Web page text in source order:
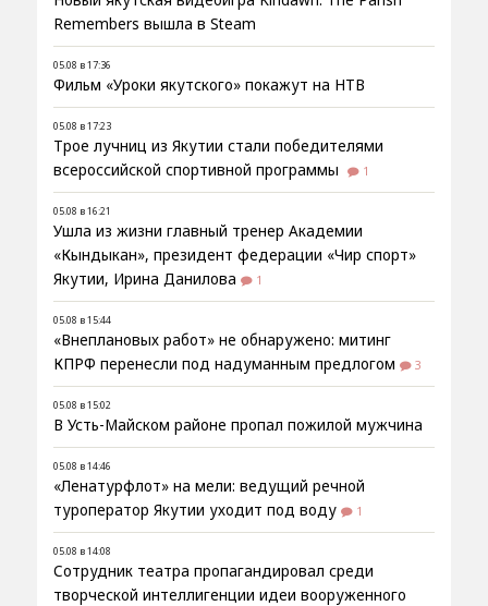
Remembers вышла в Steam
05.08 в 17:36
Фильм «Уроки якутского» покажут на НТВ
05.08 в 17:23
Трое лучниц из Якутии стали победителями
всероссийской спортивной программы
1
05.08 в 16:21
Ушла из жизни главный тренер Академии
«Кындыкан», президент федерации «Чир спорт»
Якутии, Ирина Данилова
1
05.08 в 15:44
«Внеплановых работ» не обнаружено: митинг
КПРФ перенесли под надуманным предлогом
3
05.08 в 15:02
В Усть-Майском районе пропал пожилой мужчина
05.08 в 14:46
«Ленатурфлот» на мели: ведущий речной
туроператор Якутии уходит под воду
1
05.08 в 14:08
Сотрудник театра пропагандировал среди
творческой интеллигенции идеи вооруженного